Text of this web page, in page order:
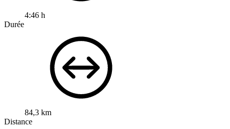
4:46 h
Durée
84,3 km
Distance